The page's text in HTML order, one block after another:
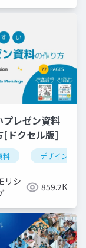
プレゼン資料
[ドクセル版]
料 デザイン
リシ
859.2K